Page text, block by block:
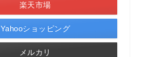
楽天市場
Yahooショッピング
メルカリ